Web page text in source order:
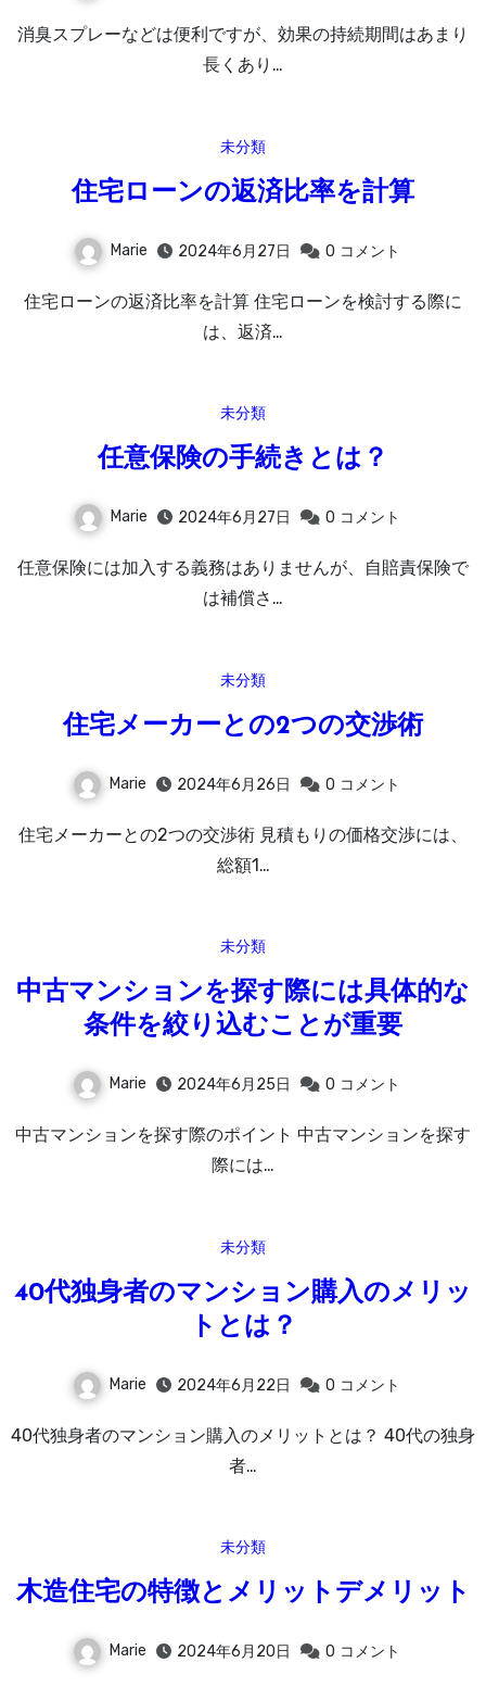
消臭スプレーなどは便利ですが、効果の持続期間はあまり
長くあり…
未分類
住宅ローンの返済比率を計算
Marie 2024年6月27日 0 コメント
住宅ローンの返済比率を計算 住宅ローンを検討する際に
は、返済…
未分類
任意保険の手続きとは？
Marie 2024年6月27日 0 コメント
任意保険には加入する義務はありませんが、自賠責保険で
は補償さ…
未分類
住宅メーカーとの2つの交渉術
Marie 2024年6月26日 0 コメント
住宅メーカーとの2つの交渉術 見積もりの価格交渉には、
総額1…
未分類
中古マンションを探す際には具体的な
条件を絞り込むことが重要
Marie 2024年6月25日 0 コメント
中古マンションを探す際のポイント 中古マンションを探す
際には…
未分類
40代独身者のマンション購入のメリッ
トとは？
Marie 2024年6月22日 0 コメント
40代独身者のマンション購入のメリットとは？ 40代の独身
者…
未分類
木造住宅の特徴とメリットデメリット
Marie 2024年6月20日 0 コメント